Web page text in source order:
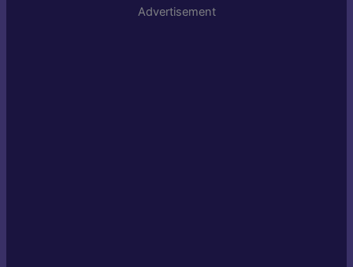
Advertisement